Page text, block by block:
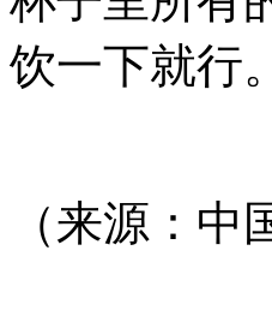
饮一下就行。
（来源：